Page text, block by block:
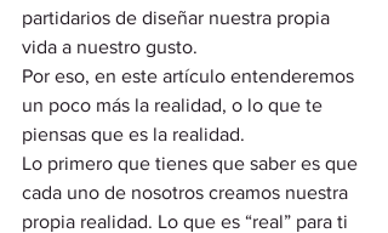
partidarios de diseñar nuestra propia
vida a nuestro gusto.
Por eso, en este artículo entenderemos
un poco más la realidad, o lo que te
piensas que es la realidad.
Lo primero que tienes que saber es que
cada uno de nosotros creamos nuestra
propia realidad. Lo que es “real” para ti